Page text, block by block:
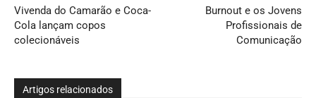
Vivenda do Camarão e Coca-
Cola lançam copos
colecionáveis
Burnout e os Jovens
Profissionais de
Comunicação
Artigos relacionados